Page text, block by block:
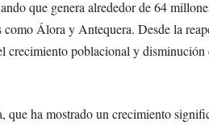
que genera alrededor de 64
Álora y Antequera. Desde la
crecimiento poblacional y disminución
ha mostrado un crecimiento